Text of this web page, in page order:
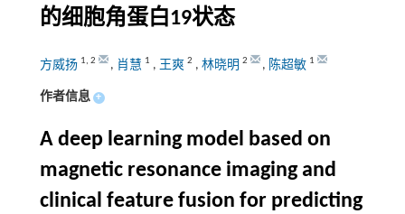
的细胞角蛋白19状态
方威扬 1, 2 , 肖慧 1 , 王爽 2 , 林晓明 2 , 陈超敏 1
作者信息 +
A deep learning model based on
magnetic resonance imaging and
clinical feature fusion for predicting